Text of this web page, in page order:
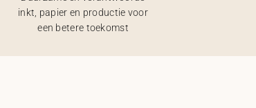
inkt, papier en productie voor
een betere toekomst